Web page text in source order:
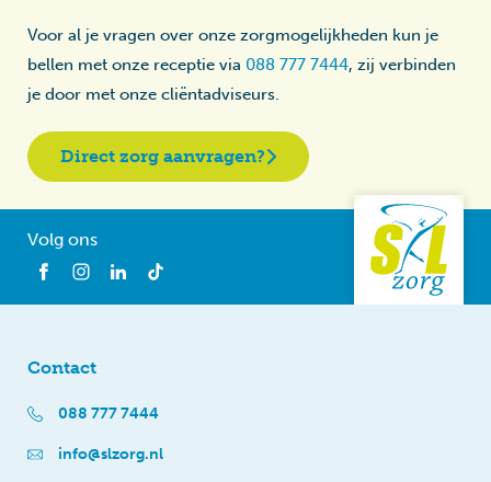
Voor al je vragen over onze zorgmogelijkheden kun je
bellen met onze receptie via 088 777 7444, zij verbinden
je door met onze cliëntadviseurs.
Direct zorg aanvragen?
Volg ons
Contact
088 777 7444
info@slzorg.nl